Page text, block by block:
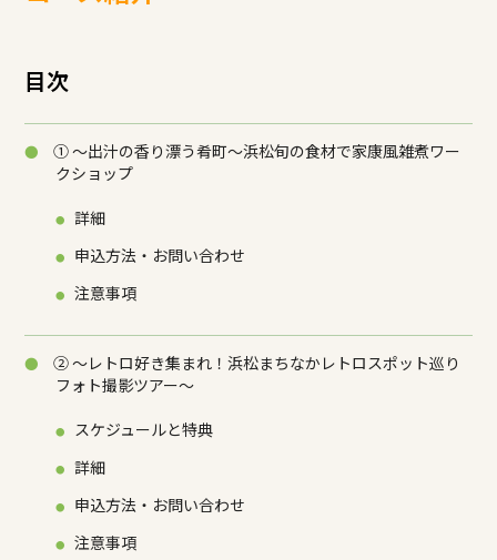
目次
① ～出汁の香り漂う肴町～浜松旬の食材で家康風雑煮ワー
クショップ
詳細
申込方法・お問い合わせ
注意事項
② ～レトロ好き集まれ！浜松まちなかレトロスポット巡り
フォト撮影ツアー～
スケジュールと特典
詳細
申込方法・お問い合わせ
注意事項